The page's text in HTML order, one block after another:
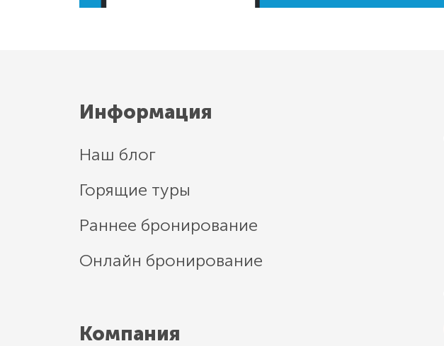
Информация
Наш блог
Горящие туры
Раннее бронирование
Онлайн бронирование
Компания